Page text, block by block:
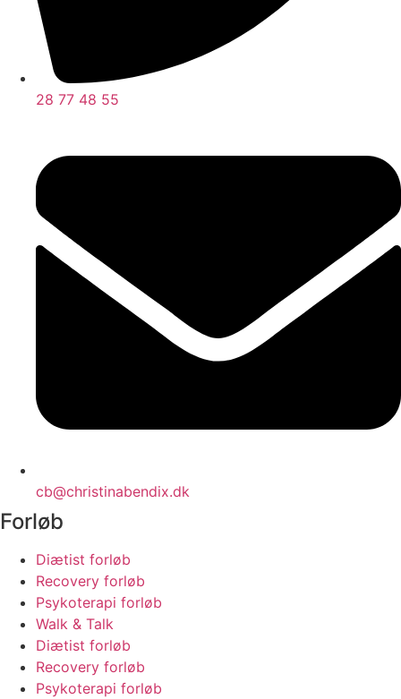
28 77 48 55
cb@christinabendix.dk
Forløb
Diætist forløb
Recovery forløb
Psykoterapi forløb
Walk & Talk
Diætist forløb
Recovery forløb
Psykoterapi forløb